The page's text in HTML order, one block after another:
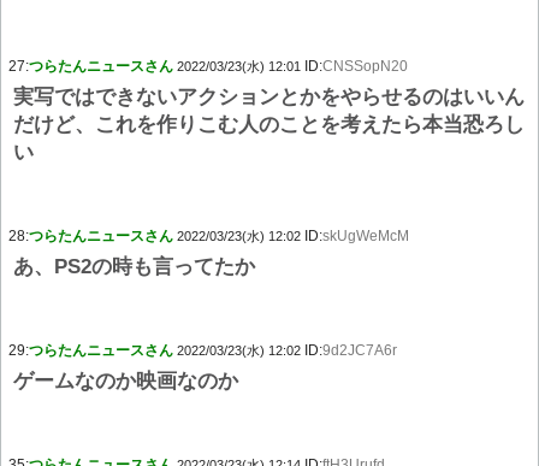
27:つらたんニュースさん 2022/03/23(水) 12:01 ID:CNSSopN20
実写ではできないアクションとかをやらせるのはいいん
だけど、これを作りこむ人のことを考えたら本当恐ろし
い
28:つらたんニュースさん 2022/03/23(水) 12:02 ID:skUgWeMcM
あ、PS2の時も言ってたか
29:つらたんニュースさん 2022/03/23(水) 12:02 ID:9d2JC7A6r
ゲームなのか映画なのか